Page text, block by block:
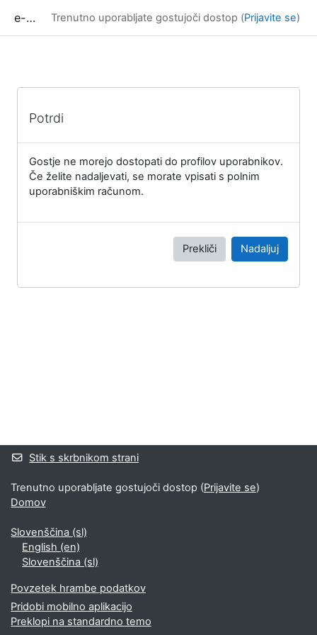
e-učilnica UP FAMNIT Trenutno uporabljate gostujoči dostop (Prijavite se)
Potrdi
Gostje ne morejo dostopati do profilov uporabnikov.
Če želite nadaljevati, se morate vpisati s polnim
uporabniškim računom.
Prekliči Nadaljuj
Stik s skrbnikom strani
Trenutno uporabljate gostujoči dostop (Prijavite se)
Domov
Slovenščina ‎(sl)‎
English ‎(en)‎
Slovenščina ‎(sl)‎
Povzetek hrambe podatkov
Pridobi mobilno aplikacijo
Preklopi na standardno temo